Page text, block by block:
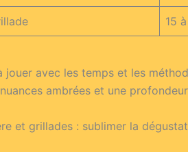
15
jouer avec les temps et les
ambrées et une
et grillades : sublimer la